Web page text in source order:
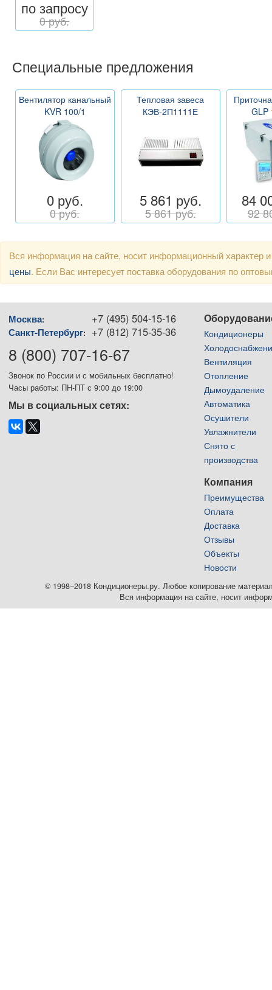
по запросу
0 руб.
Специальные предложения
Вентилятор канальный
KVR 100/1
0 руб.
0 руб.
Тепловая завеса
КЭВ-2П1111Е
5 861 руб.
5 861 руб.
GLP
84
92
Вся информация на сайте, носит информационный
цены. Если Вас интересует поставка оборудования по
Москва: +7 (495) 504-15-16
Санкт-Петербург: +7 (812) 715-35-36
8 (800) 707-16-67
Звонок по России и с мобильных бесплатно!
Часы работы: ПН-ПТ с 9:00 до 19:00
Мы в социальных сетях:
Кондиционеры
Вентиляция
Отопление
Дымоудаление
Автоматика
Осушители
Увлажнители
Снято с
производства
Компания
Преимущества
Оплата
Доставка
Отзывы
Объекты
Новости
© 1998–2018 Кондиционеры.ру. Любое копирование
Вся информация на сайте, носит